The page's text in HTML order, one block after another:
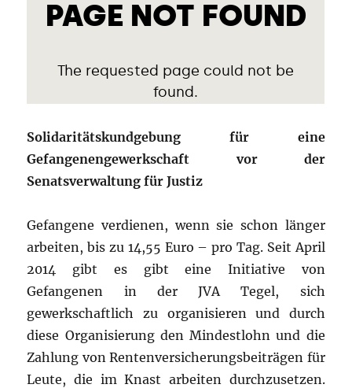
Solidaritätskundgebung für eine
Gefangenengewerkschaft vor der
Senatsverwaltung für Justiz
Gefangene verdienen, wenn sie schon länger
arbeiten, bis zu 14,55 Euro – pro Tag. Seit April
2014 gibt es gibt eine Initiative von
Gefangenen in der JVA Tegel, sich
gewerkschaftlich zu organisieren und durch
diese Organisierung den Mindestlohn und die
Zahlung von Rentenversicherungsbeiträgen für
Leute, die im Knast arbeiten durchzusetzen.